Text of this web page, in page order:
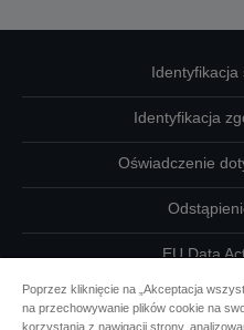
Identyfikacja
Identyfikacja
Oświadczenie
EU Data
Skontaktuj się z nami
Poprzez kliknięcie na „Akceptacja
na przechowywanie plików cookie na
korzystania z nawigacji strony,